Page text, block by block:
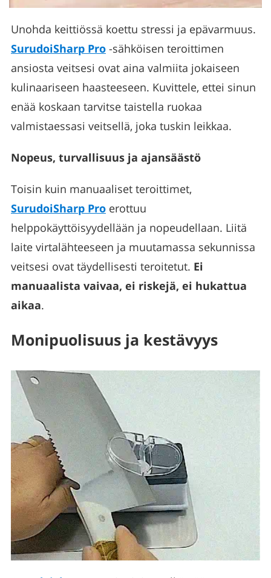
Unohda keittiössä koettu stressi ja epävarmuus.
SurudoiSharp Pro -sähköisen teroittimen
ansiosta veitsesi ovat aina valmiita jokaiseen
kulinaariseen haasteeseen. Kuvittele, ettei sinun
enää koskaan tarvitse taistella ruokaa
valmistaessasi veitsellä, joka tuskin leikkaa.
Nopeus, turvallisuus ja ajansäästö
Toisin kuin manuaaliset teroittimet,
SurudoiSharp Pro erottuu
helppokäyttöisyydellään ja nopeudellaan. Liitä
laite virtalähteeseen ja muutamassa sekunnissa
veitsesi ovat täydellisesti teroitetut. Ei
manuaalista vaivaa, ei riskejä, ei hukattua
aikaa.
Monipuolisuus ja kestävyys